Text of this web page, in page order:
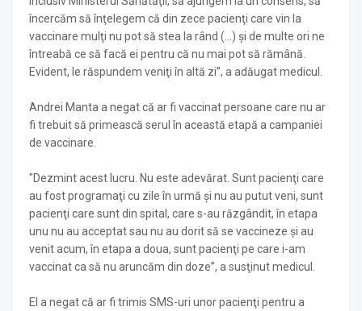
încercăm să înţelegem că din zece pacienţi care vin la
vaccinare mulţi nu pot să stea la rând (...) şi de multe ori ne
întreabă ce să facă ei pentru că nu mai pot să rămână.
Evident, le răspundem veniţi în altă zi”, a adăugat medicul.
Andrei Manta a negat că ar fi vaccinat persoane care nu ar
fi trebuit să primească serul în această etapă a campaniei
de vaccinare.
"Dezmint acest lucru. Nu este adevărat. Sunt pacienţi care
au fost programaţi cu zile în urmă şi nu au putut veni, sunt
pacienţi care sunt din spital, care s-au răzgândit, în etapa
unu nu au acceptat sau nu au dorit să se vaccineze şi au
venit acum, în etapa a doua, sunt pacienţi pe care i-am
vaccinat ca să nu aruncăm din doze”, a susţinut medicul.
El a negat că ar fi trimis SMS-uri unor pacienţi pentru a